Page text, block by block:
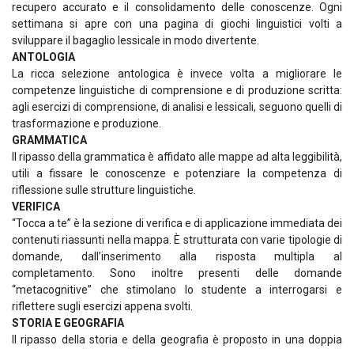
recupero accurato e il consolidamento delle conoscenze. Ogni
settimana si apre con una pagina di giochi linguistici volti a
sviluppare il bagaglio lessicale in modo divertente.
ANTOLOGIA
La ricca selezione antologica è invece volta a migliorare le
competenze linguistiche di comprensione e di produzione scritta:
agli esercizi di comprensione, di analisi e lessicali, seguono quelli di
trasformazione e produzione.
GRAMMATICA
Il ripasso della grammatica è affidato alle mappe ad alta leggibilità,
utili a fissare le conoscenze e potenziare la competenza di
riflessione sulle strutture linguistiche.
VERIFICA
“Tocca a te” è la sezione di verifica e di applicazione immediata dei
contenuti riassunti nella mappa. È strutturata con varie tipologie di
domande, dall’inserimento alla risposta multipla al
completamento. Sono inoltre presenti delle domande
“metacognitive” che stimolano lo studente a interrogarsi e
riflettere sugli esercizi appena svolti.
STORIA E GEOGRAFIA
Il ripasso della storia e della geografia è proposto in una doppia